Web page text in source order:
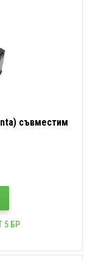
съвместим
5 БР